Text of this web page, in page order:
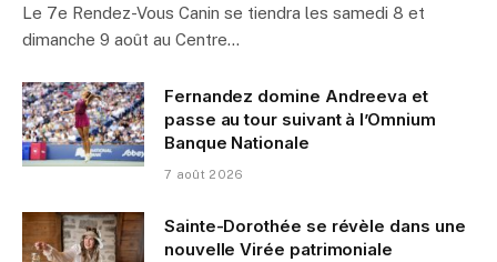
Le 7e Rendez-Vous Canin se tiendra les samedi 8 et
dimanche 9 août au Centre…
Fernandez domine Andreeva et
passe au tour suivant à l’Omnium
Banque Nationale
7 août 2026
Sainte-Dorothée se révèle dans une
nouvelle Virée patrimoniale